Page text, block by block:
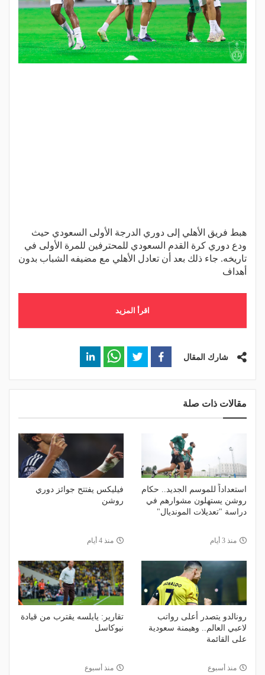
هبط فريق الأهلي إلى دوري الدرجة الأولى السعودي حيث
ودع دوري كرة القدم السعودي للمحترفين للمرة الأولى في
تاريخه. جاء ذلك بعد أن تعادل الأهلي مع مضيفه الشباب بدون
أهداف
اقرأ المزيد
شارك المقال
مقالات ذات صلة
استعداداً للموسم الجديد.. حكام
روشن يستهلون مشوارهم في
دراسة "تعديلات المونديال"
منذ 3 أيام
فيليكس يفتتح جوائز دوري
روشن
منذ 4 أيام
رونالدو يتصدر أعلى رواتب
لاعبي العالم.. وهيمنة سعودية
على القائمة
منذ أسبوع
تقارير: يايلسه يقترب من قيادة
نيوكاسل
منذ أسبوع